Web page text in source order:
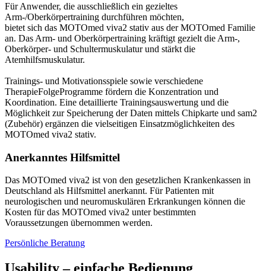
Für Anwender, die ausschließlich ein gezieltes
Arm-/Oberkörpertraining durchführen möchten,
bietet sich das MOTOmed viva2 stativ aus der MOTOmed Familie
an. Das Arm- und Oberkörpertraining kräftigt gezielt die Arm-,
Oberkörper- und Schultermuskulatur und stärkt die
Atemhilfsmuskulatur.
Trainings- und Motivationsspiele sowie verschiedene
TherapieFolgeProgramme fördern die Konzentration und
Koordination. Eine detaillierte Trainingsauswertung und die
Möglichkeit zur Speicherung der Daten mittels Chipkarte und sam2
(Zubehör) ergänzen die vielseitigen Einsatzmöglichkeiten des
MOTOmed viva2 stativ.
Anerkanntes Hilfsmittel
Das MOTOmed viva2 ist von den gesetzlichen Krankenkassen in
Deutschland als Hilfsmittel anerkannt. Für Patienten mit
neurologischen und neuromuskulären Erkrankungen können die
Kosten für das MOTOmed viva2 unter bestimmten
Voraussetzungen übernommen werden.
Persönliche Beratung